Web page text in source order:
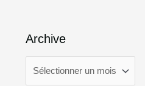
Archive